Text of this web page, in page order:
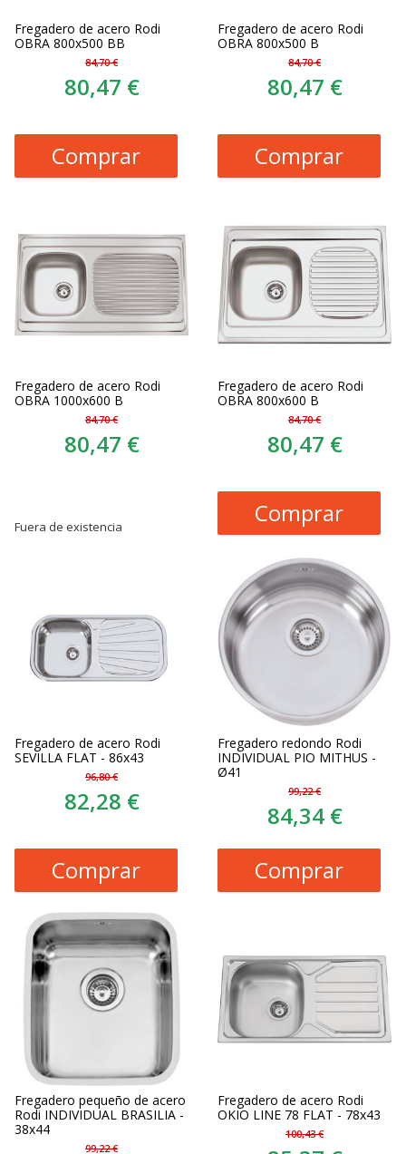
Fregadero de acero Rodi
OBRA 800x500 BB
84,70 €
80,47 €
Comprar
Fregadero de acero Rodi
OBRA 800x500 B
84,70 €
80,47 €
Comprar
Fregadero de acero Rodi
OBRA 1000x600 B
84,70 €
80,47 €
Fuera de existencia
Fregadero de acero Rodi
OBRA 800x600 B
84,70 €
80,47 €
Comprar
Fregadero de acero Rodi
SEVILLA FLAT - 86x43
96,80 €
82,28 €
Comprar
Fregadero redondo Rodi
INDIVIDUAL PIO MITHUS -
Ø41
99,22 €
84,34 €
Comprar
Fregadero pequeño de acero
Rodi INDIVIDUAL BRASILIA -
38x44
99,22 €
Fregadero de acero Rodi
OKIO LINE 78 FLAT - 78x43
100,43 €